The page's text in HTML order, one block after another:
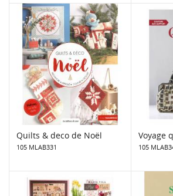
Quilts & deco de Noël
105 MLAB331
Voyage
105